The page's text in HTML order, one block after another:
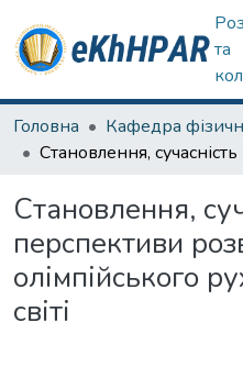
та
Головна
Становлення,
перспективи
олімпійського
світі